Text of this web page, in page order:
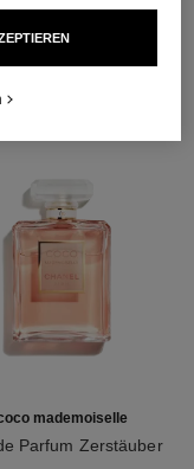
mademoiselle
Parfum Zerstäuber